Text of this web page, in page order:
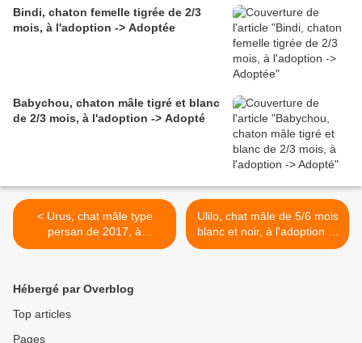
Bindi, chaton femelle tigrée de 2/3
mois, à l'adoption -> Adoptée
Babychou, chaton mâle tigré et blanc
de 2/3 mois, à l'adoption -> Adopté
< Urus, chat mâle type
persan de 2017, à
l'adoption -> adopté
Ulilo, chat mâle de 5/6 mois
blanc et noir, à l'adoption ->
adopté >
Hébergé par Overblog
Top articles
Pages